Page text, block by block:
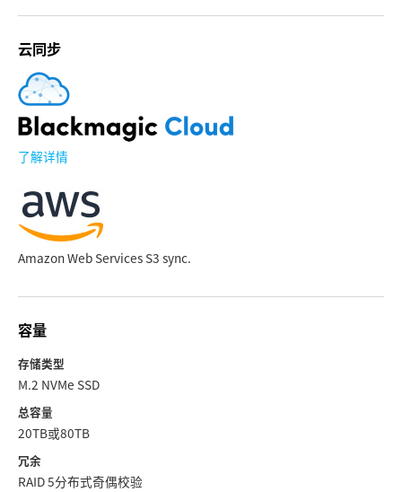
云同步
了解详情
Amazon Web Services S3 sync.
容量
存储类型
M.2 NVMe SSD
总容量
20TB或80TB
冗余
RAID 5分布式奇偶校验